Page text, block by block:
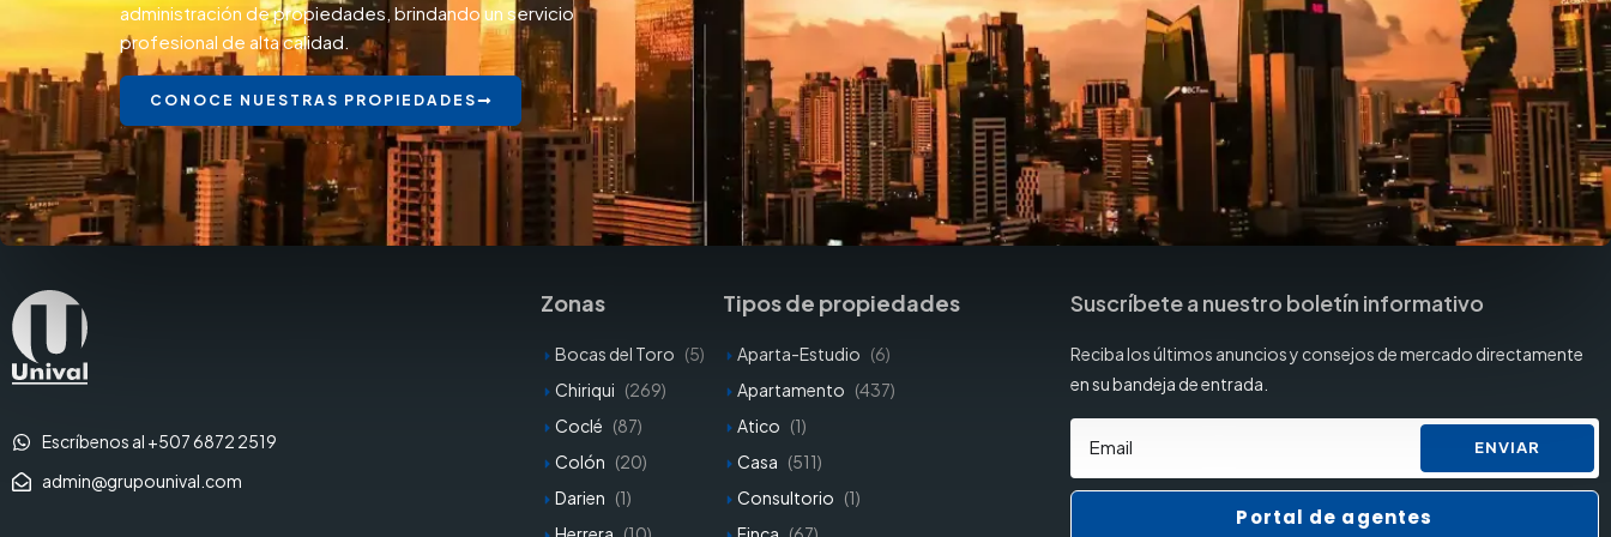
administración de propiedades, brindando un servicio
profesional de alta calidad.
CONOCE NUESTRAS PROPIEDADES
Escríbenos al +507 6872 2519
admin@grupounival.com
Zonas
Bocas del Toro (5)
Chiriqui (269)
Coclé (87)
Colón (20)
Darien (1)
Tipos de propiedades
Aparta-Estudio (6)
Apartamento (437)
Atico (1)
Casa (511)
Consultorio (1)
Suscríbete a nuestro boletín informativo
Reciba los últimos anuncios y consejos de mercado directamente
en su bandeja de entrada.
ENVIAR
Portal de agentes